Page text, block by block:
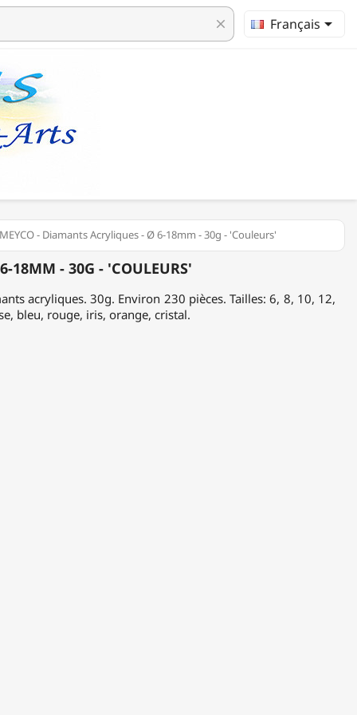
clear Français
MEYCO - Diamants Acryliques - Ø 6-18mm - 30g - 'Couleurs'
18MM - 30G - 'COULEURS'
acryliques. 30g. Environ 230 pièces. Tailles: 6, 8, 10, 12,
bleu, rouge, iris, orange, cristal.